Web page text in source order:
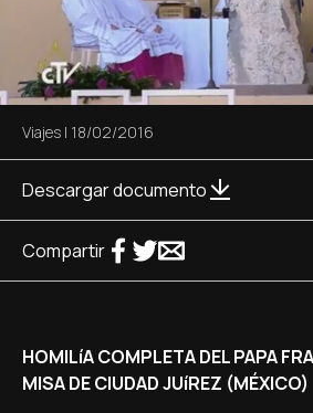
Viajes | 18/02/2016
Descargar documento
Compartir
HOMILíA COMPLETA DEL PAPA
MISA DE CIUDAD JUíREZ (MÉXICO)